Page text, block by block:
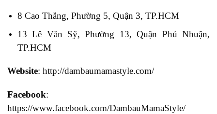
8 Cao Thắng, Phường 5, Quận 3, TP.HCM
13 Lê Văn Sỹ, Phường 13, Quận Phú Nhuận,
TP.HCM
Website: http://dambaumamastyle.com/
Facebook:
https://www.facebook.com/DambauMamaStyle/